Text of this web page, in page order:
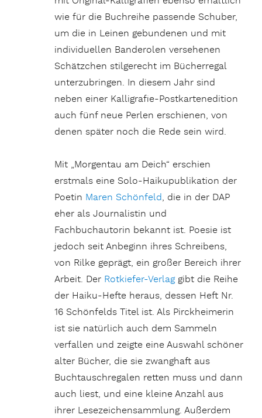
wie für die Buchreihe passende Schuber,
um die in Leinen gebundenen und mit
individuellen Banderolen versehenen
Schätzchen stilgerecht im Bücherregal
unterzubringen. In diesem Jahr sind
neben einer Kalligrafie-Postkartenedition
auch fünf neue Perlen erschienen, von
denen später noch die Rede sein wird.
Mit „Morgentau am Deich“ erschien
erstmals eine Solo-Haikupublikation der
Poetin Maren Schönfeld, die in der DAP
eher als Journalistin und
Fachbuchautorin bekannt ist. Poesie ist
jedoch seit Anbeginn ihres Schreibens,
von Rilke geprägt, ein großer Bereich ihrer
Arbeit. Der Rotkiefer-Verlaggibt die Reihe
der Haiku-Hefte heraus, dessen Heft Nr.
16 Schönfelds Titel ist. Als Pirckheimerin
ist sie natürlich auch dem Sammeln
verfallen und zeigte eine Auswahl schöner
alter Bücher, die sie zwanghaft aus
Buchtauschregalen retten muss und dann
auch liest, und eine kleine Anzahl aus
ihrer Lesezeichensammlung. Außerdem